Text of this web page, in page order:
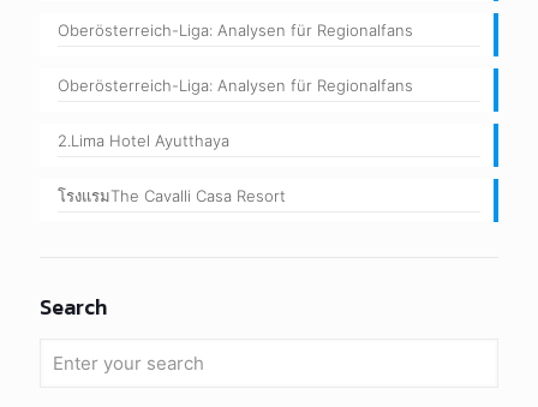
Oberösterreich-Liga: Analysen für Regionalfans
Oberösterreich-Liga: Analysen für Regionalfans
2.Lima Hotel Ayutthaya
โรงแรมThe Cavalli Casa Resort
Search